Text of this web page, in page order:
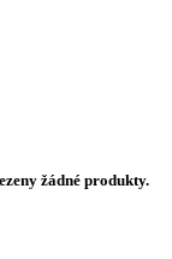
žádné produkty.